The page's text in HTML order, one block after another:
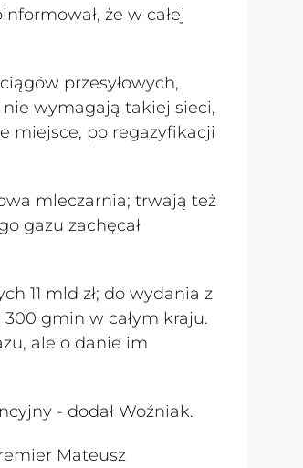
że w całej
przesyłowych,
nie wymagają takiej sieci,
miejsce, po regazyfikacji
mleczarnia; trwają też
gazu zachęcał
11 mld zł; do wydania z
gmin w całym kraju.
ale o danie im
- dodał Woźniak.
Mateusz